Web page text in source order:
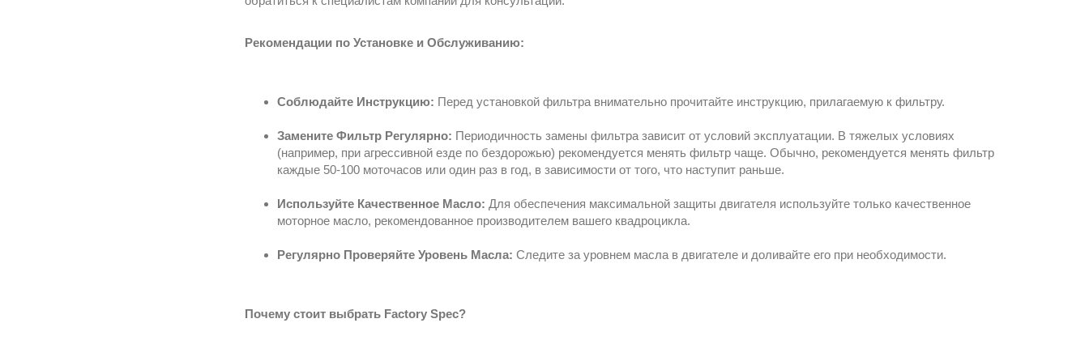
Рекомендации по Установке и Обслуживанию:
Соблюдайте Инструкцию: Перед установкой фильтра внимательно прочитайте инструкцию, прилагаемую к фильтру.
Замените Фильтр Регулярно: Периодичность замены фильтра зависит от условий эксплуатации. В тяжелых условиях
(например, при агрессивной езде по бездорожью) рекомендуется менять фильтр чаще. Обычно, рекомендуется менять фильтр
каждые 50-100 моточасов или один раз в год, в зависимости от того, что наступит раньше.
Используйте Качественное Масло: Для обеспечения максимальной защиты двигателя используйте только качественное
моторное масло, рекомендованное производителем вашего квадроцикла.
Регулярно Проверяйте Уровень Масла: Следите за уровнем масла в двигателе и доливайте его при необходимости.
Почему стоит выбрать Factory Spec?